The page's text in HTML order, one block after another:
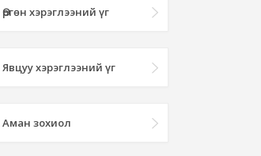
Өргөн хэрэглээний үг
Явцуу хэрэглээний үг
Аман зохиол